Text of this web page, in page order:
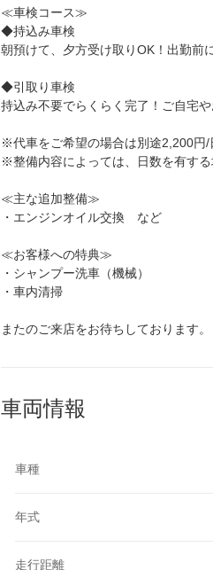
≪車検コース≫
◆持込み車検
朝預けて、夕方受け取りOK！出勤前
◆引取り車検
持込み不要でらくらく完了！ご自宅
※代車をご希望の場合は別途2,200円/
※整備内容によっては、日数を有する
≪主な追加整備≫
・エンジンオイル交換 など
≪お客様への特典≫
・シャンプー洗車（機械）
・車内清掃
またのご来店をお待ちしております。
車両情報
車種
年式
走行距離